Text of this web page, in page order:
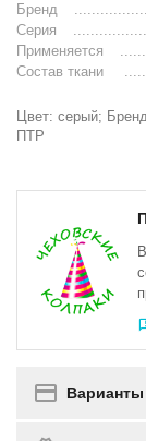
Бренд
Серия
Применяется
Состав ткани
Цвет: серый;
ПТР